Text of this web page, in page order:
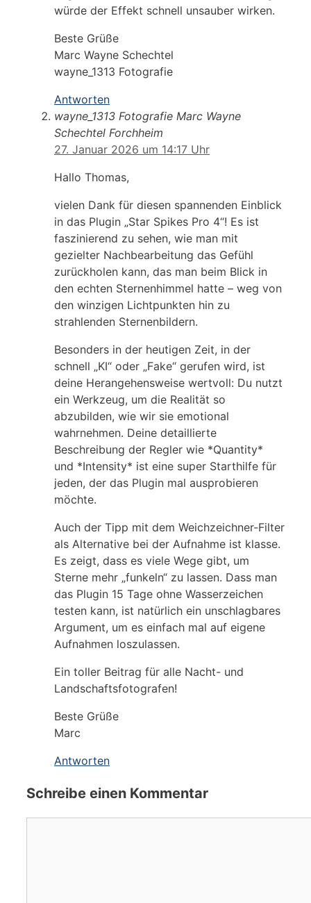
würde der Effekt schnell unsauber wirken.
Beste Grüße
Marc Wayne Schechtel
wayne_1313 Fotografie
Antworten
wayne_1313 Fotografie Marc Wayne
Schechtel Forchheim
27. Januar 2026 um 14:17 Uhr
Hallo Thomas,
vielen Dank für diesen spannenden Einblick
in das Plugin „Star Spikes Pro 4“! Es ist
faszinierend zu sehen, wie man mit
gezielter Nachbearbeitung das Gefühl
zurückholen kann, das man beim Blick in
den echten Sternenhimmel hatte – weg von
den winzigen Lichtpunkten hin zu
strahlenden Sternenbildern.
Besonders in der heutigen Zeit, in der
schnell „KI“ oder „Fake“ gerufen wird, ist
deine Herangehensweise wertvoll: Du nutzt
ein Werkzeug, um die Realität so
abzubilden, wie wir sie emotional
wahrnehmen. Deine detaillierte
Beschreibung der Regler wie *Quantity*
und *Intensity* ist eine super Starthilfe für
jeden, der das Plugin mal ausprobieren
möchte.
Auch der Tipp mit dem Weichzeichner-Filter
als Alternative bei der Aufnahme ist klasse.
Es zeigt, dass es viele Wege gibt, um
Sterne mehr „funkeln“ zu lassen. Dass man
das Plugin 15 Tage ohne Wasserzeichen
testen kann, ist natürlich ein unschlagbares
Argument, um es einfach mal auf eigene
Aufnahmen loszulassen.
Ein toller Beitrag für alle Nacht- und
Landschaftsfotografen!
Beste Grüße
Marc
Antworten
Schreibe einen Kommentar